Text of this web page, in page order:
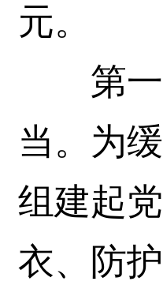
元。
第一
当。为
组建起
衣、防